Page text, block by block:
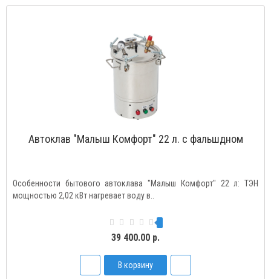
Автоклав "Малыш Комфорт" 22 л. с фальшдном
Особенности бытового автоклава "Малыш Комфорт" 22 л: ТЭН
мощностью 2,02 кВт нагревает воду в..
39 400.00 р.
В корзину